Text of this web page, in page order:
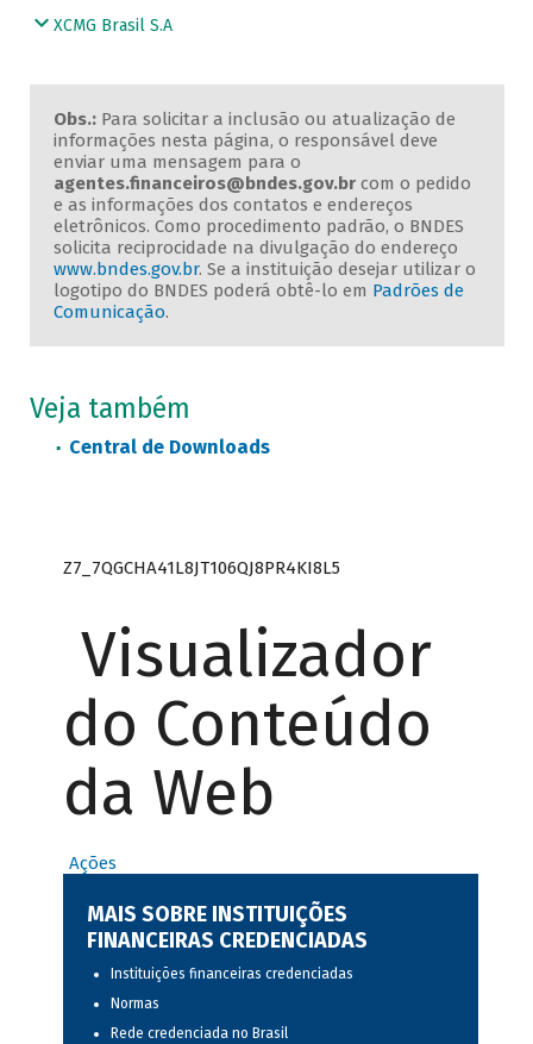
XCMG Brasil S.A
Obs.:Para solicitar a inclusão ou atualização de
informações nesta página, o responsável deve
enviar uma mensagem para o
agentes.financeiros@bndes.gov.brcom o pedido
e as informações dos contatos e endereços
eletrônicos. Como procedimento padrão, o BNDES
solicita reciprocidade na divulgação do endereço
www.bndes.gov.br. Se a instituição desejar utilizar o
logotipo do BNDES poderá obtê-lo em Padrões de
Comunicação.
Veja também
Central de Downloads
Z7_7QGCHA41L8JT106QJ8PR4KI8L5
Visualizador
do Conteúdo
da Web
Ações
MAIS SOBRE INSTITUIÇÕES
FINANCEIRAS CREDENCIADAS
Instituições financeiras credenciadas
Normas
Rede credenciada no Brasil